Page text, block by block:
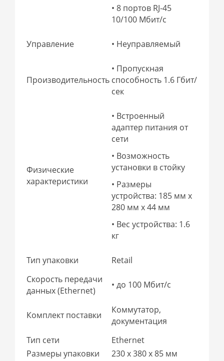
• 8 портов RJ-45
10/100 Мбит/с
Управление • Неуправляемый
Производительность
• Пропускная
способность 1.6 Гбит/
сек
Физические
характеристики
• Встроенный
адаптер питания от
сети
• Возможность
установки в стойку
• Размеры
устройства: 185 мм х
280 мм х 44 мм
• Вес устройства: 1.6
кг
Тип упаковки
Retail
Скорость передачи
данных (Ethernet)
• до 100 Мбит/с
Комплект поставки
Коммутатор,
документация
Тип сети
Ethernet
Размеры упаковки
230 x 380 x 85 мм